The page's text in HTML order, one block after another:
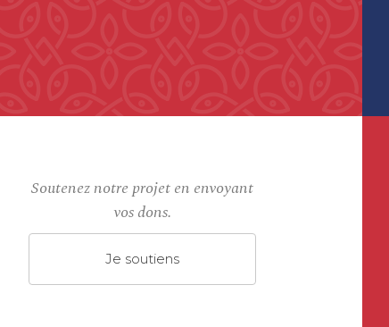
Soutenez notre projet en envoyant
vos dons.
Je soutiens